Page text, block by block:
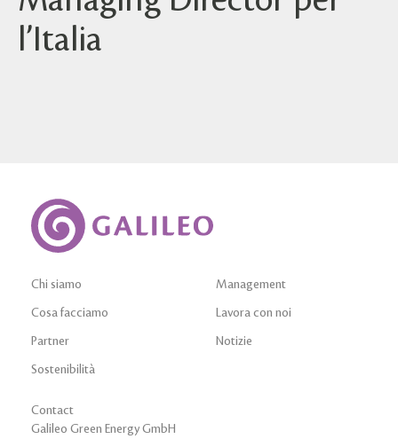
l’Italia
Chi siamo
Cosa facciamo
Partner
Sostenibilità
Management
Lavora con noi
Notizie
Contact
Galileo Green Energy GmbH